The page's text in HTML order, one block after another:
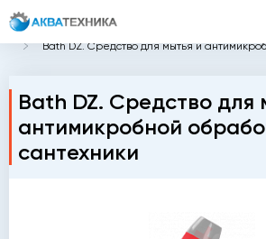
Главная Каталог
Bath DZ. Средство для мытья и
Bath DZ. Средство для
антимикробной
сантехники